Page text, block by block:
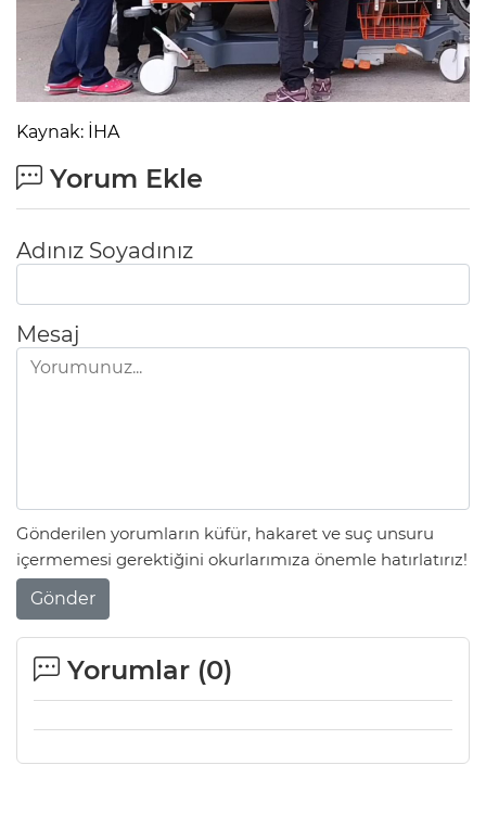
Kaynak: İHA
Yorum Ekle
Adınız Soyadınız
Mesaj
Gönderilen yorumların küfür, hakaret ve suç unsuru
içermemesi gerektiğini okurlarımıza önemle hatırlatırız!
Gönder
Yorumlar (0)